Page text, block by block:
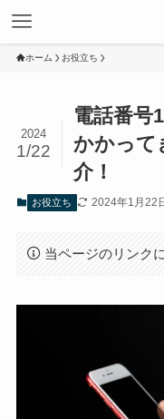
ホーム お役立ち
電話番号
かかって
介！
2024
1/22
お役立ち 2024年1月22
当ページのリンク